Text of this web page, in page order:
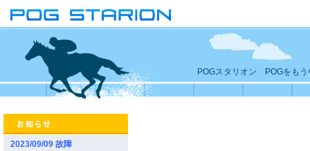
POGスタリオン POGをもう
2023/09/09 故障